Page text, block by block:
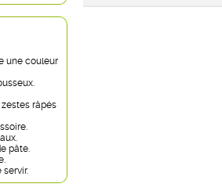
une couleur
râpés
pâte.